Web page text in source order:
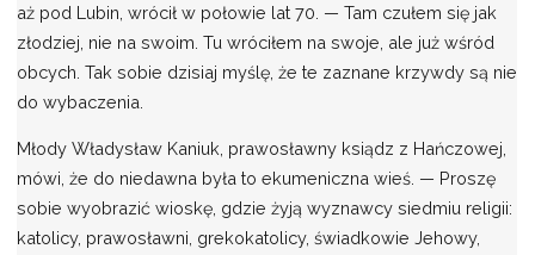
aż pod Lubin, wrócił w połowie lat 70. — Tam czułem się jak
złodziej, nie na swoim. Tu wróciłem na swoje, ale już wśród
obcych. Tak sobie dzisiaj myślę, że te zaznane krzywdy są nie
do wybaczenia.
Młody Władysław Kaniuk, prawosławny ksiądz z Hańczowej,
mówi, że do niedawna była to ekumeniczna wieś. — Proszę
sobie wyobrazić wioskę, gdzie żyją wyznawcy siedmiu religii:
katolicy, prawosławni, grekokatolicy, świadkowie Jehowy,